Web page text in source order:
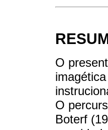
O
O
Boterf